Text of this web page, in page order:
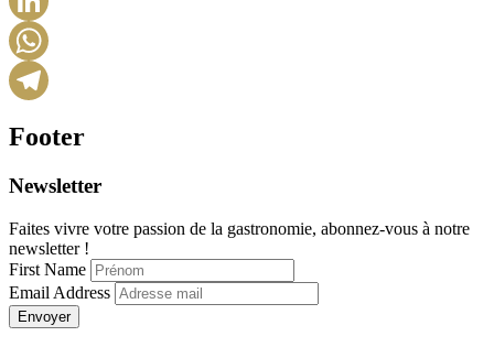
Footer
Newsletter
Faites vivre votre passion de la gastronomie, abonnez-vous à notre
newsletter !
First Name
Email Address
Envoyer